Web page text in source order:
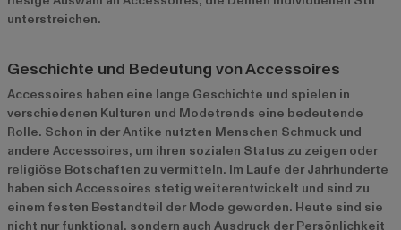
unterstreichen.
Geschichte und Bedeutung von Accessoires
Accessoires haben eine lange Geschichte und spielen in
verschiedenen Kulturen und Modetrends eine bedeutende
Rolle. Schon in der Antike nutzten Menschen Schmuck und
andere Accessoires, um ihren sozialen Status zu zeigen oder
religiöse Botschaften zu vermitteln. Im Laufe der Jahrhunderte
haben sich Accessoires stetig weiterentwickelt und sind zu
einem festen Bestandteil der Mode geworden. Heute sind sie
nicht nur funktional, sondern auch Ausdruck der Persönlichkeit